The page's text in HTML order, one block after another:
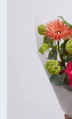
+7 (902) 888-90-70
пр-т Ленина, 30
+7 (904) 261-07-99